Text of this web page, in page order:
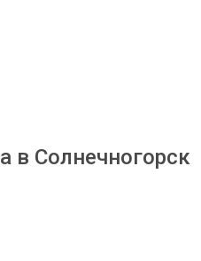
в Солнечногорск